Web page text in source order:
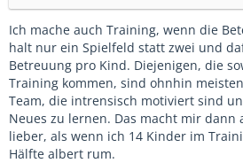
Ich mache auch Training, wenn die
halt nur ein Spielfeld statt zwei und
Betreuung pro Kind. Diejenigen, die
Training kommen, sind ohnhin
Team, die intrensisch motiviert sind
Neues zu lernen. Das macht mir dann
lieber, als wenn ich 14 Kinder im
Hälfte albert rum.